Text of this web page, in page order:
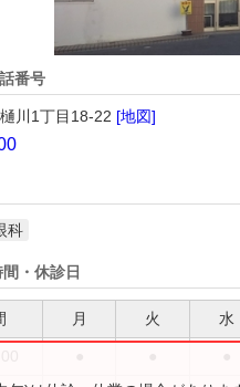
番号
川1丁目18-22 [地図]
科
・休診日
月 火 水